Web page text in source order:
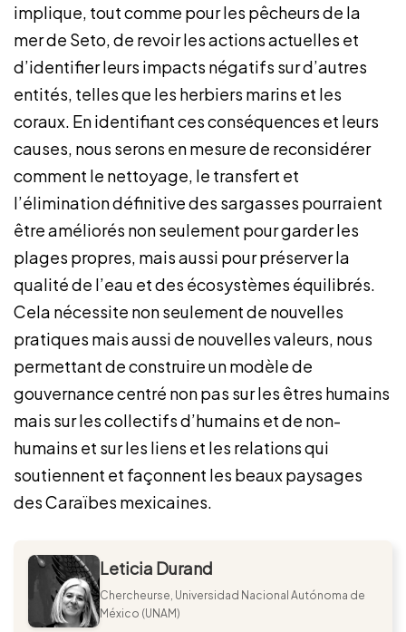
implique, tout comme pour les pêcheurs de la
mer de Seto, de revoir les actions actuelles et
d’identifier leurs impacts négatifs sur d’autres
entités, telles que les herbiers marins et les
coraux. En identifiant ces conséquences et leurs
causes, nous serons en mesure de reconsidérer
comment le nettoyage, le transfert et
l’élimination définitive des sargasses pourraient
être améliorés non seulement pour garder les
plages propres, mais aussi pour préserver la
qualité de l’eau et des écosystèmes équilibrés.
Cela nécessite non seulement de nouvelles
pratiques mais aussi de nouvelles valeurs, nous
permettant de construire un modèle de
gouvernance centré non pas sur les êtres humains
mais sur les collectifs d’humains et de non-
humains et sur les liens et les relations qui
soutiennent et façonnent les beaux paysages
des Caraïbes mexicaines.
Leticia Durand
Chercheurse, Universidad Nacional Autónoma de
México (UNAM)